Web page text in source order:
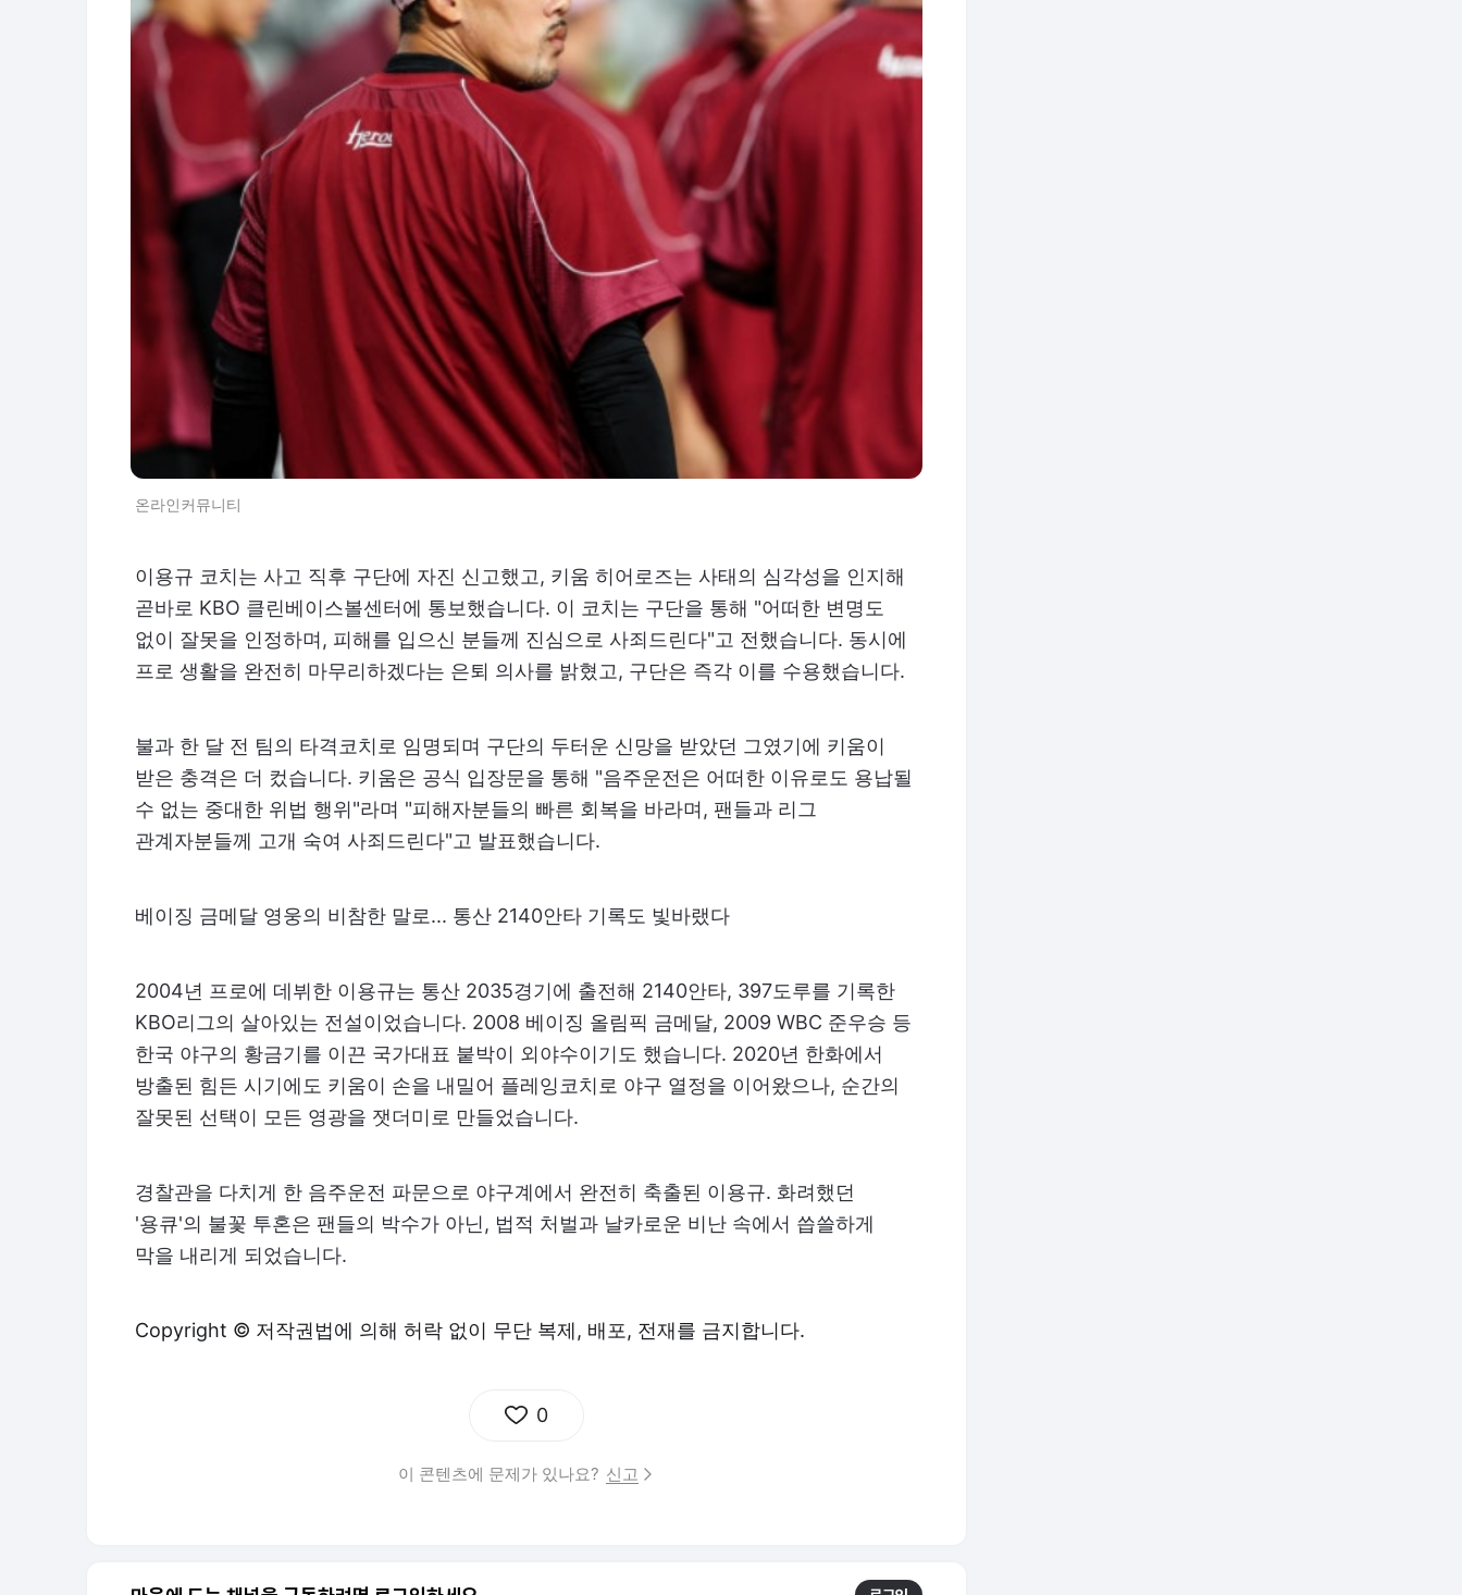
온라인커뮤니티
이용규 코치는 사고 직후 구단에 자진 신고했고, 키움 히어로즈는 사태의 심각성을 인지해
곧바로 KBO 클린베이스볼센터에 통보했습니다. 이 코치는 구단을 통해 "어떠한 변명도
없이 잘못을 인정하며, 피해를 입으신 분들께 진심으로 사죄드린다"고 전했습니다. 동시에
프로 생활을 완전히 마무리하겠다는 은퇴 의사를 밝혔고, 구단은 즉각 이를 수용했습니다.
불과 한 달 전 팀의 타격코치로 임명되며 구단의 두터운 신망을 받았던 그였기에 키움이
받은 충격은 더 컸습니다. 키움은 공식 입장문을 통해 "음주운전은 어떠한 이유로도 용납될
수 없는 중대한 위법 행위"라며 "피해자분들의 빠른 회복을 바라며, 팬들과 리그
관계자분들께 고개 숙여 사죄드린다"고 발표했습니다.
베이징 금메달 영웅의 비참한 말로... 통산 2140안타 기록도 빛바랬다
2004년 프로에 데뷔한 이용규는 통산 2035경기에 출전해 2140안타, 397도루를 기록한
KBO리그의 살아있는 전설이었습니다. 2008 베이징 올림픽 금메달, 2009 WBC 준우승 등
한국 야구의 황금기를 이끈 국가대표 붙박이 외야수이기도 했습니다. 2020년 한화에서
방출된 힘든 시기에도 키움이 손을 내밀어 플레잉코치로 야구 열정을 이어왔으나, 순간의
잘못된 선택이 모든 영광을 잿더미로 만들었습니다.
경찰관을 다치게 한 음주운전 파문으로 야구계에서 완전히 축출된 이용규. 화려했던
'용큐'의 불꽃 투혼은 팬들의 박수가 아닌, 법적 처벌과 날카로운 비난 속에서 씁쓸하게
막을 내리게 되었습니다.
Copyright © 저작권법에 의해 허락 없이 무단 복제, 배포, 전재를 금지합니다.
0
이 콘텐츠에 문제가 있나요? 신고